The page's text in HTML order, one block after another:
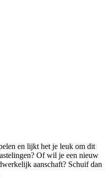
en lijkt het je leuk om dit
Of wil je een nieuw
aanschaft? Schuif dan